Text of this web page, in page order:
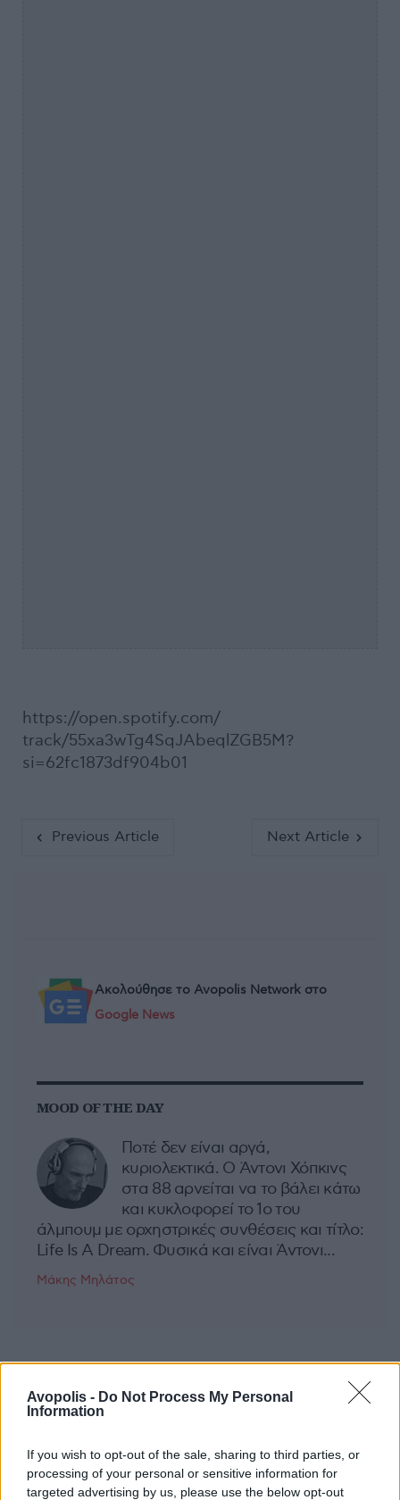
Avopolis - Do Not Process My Personal
Information
If you wish to opt-out of the sale, sharing to third parties, or
processing of your personal or sensitive information for
targeted advertising by us, please use the below opt-out
https://open.spotify.com/
track/55xa3wTg4SqJAbeqlZGB5M?
si=62fc1873df904b01
Previous Article Next Article
Ακολούθησε το Avopolis Network στο
Google News
MOOD OF THE DAY
Ποτέ δεν είναι αργά,
κυριολεκτικά. Ο Άντονι Χόπκινς
στα 88 αρνείται να το βάλει κάτω
και κυκλοφορεί το 1ο του
άλμπουμ με ορχηστρικές συνθέσεις και τίτλο:
Life Is A Dream. Φυσικά και είναι Άντονι...
Μάκης Μηλάτος